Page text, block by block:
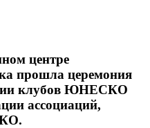
центре
прошла церемония
клубов ЮНЕСКО
ассоциаций,